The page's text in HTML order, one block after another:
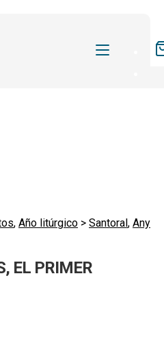
el
, Año litúrgico > Santoral, Any
EL PRIMER